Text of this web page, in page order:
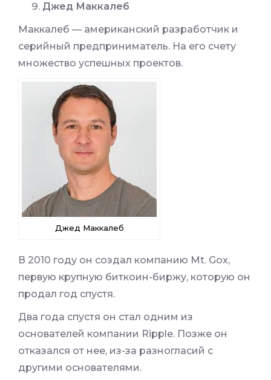
Джед Маккалеб
Маккалеб — американский разработчик и
серийный предприниматель. На его счету
множество успешных проектов.
Джед Маккалеб
В 2010 году он создал компанию Mt. Gox,
первую крупную биткоин-биржу, которую он
продал год спустя.
Два года спустя он стал одним из
основателей компании Ripple. Позже он
отказался от нее, из-за разногласий с
другими основателями.